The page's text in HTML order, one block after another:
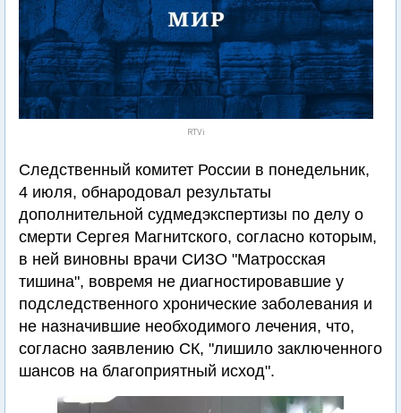
RTVi
Следственный комитет России в понедельник,
4 июля, обнародовал результаты
дополнительной судмедэкспертизы по делу о
смерти Сергея Магнитского, согласно которым,
в ней виновны врачи СИЗО "Матросская
тишина", вовремя не диагностировавшие у
подследственного хронические заболевания и
не назначившие необходимого лечения, что,
согласно заявлению СК, "лишило заключенного
шансов на благоприятный исход".